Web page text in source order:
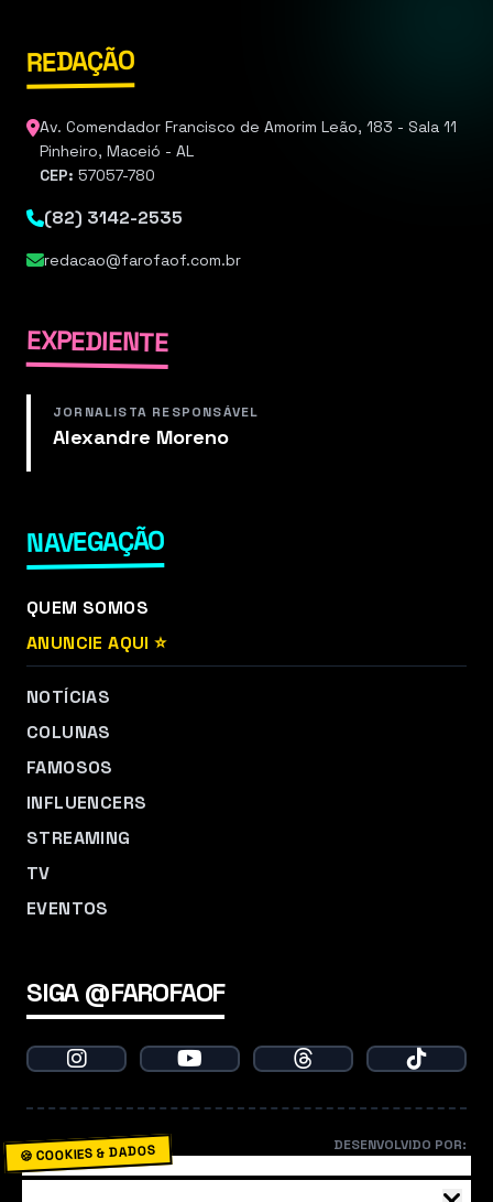
REDAÇÃO
Av. Comendador Francisco de Amorim Leão, 183 - Sala 11
Pinheiro, Maceió - AL
CEP: 57057-780
(82) 3142-2535
redacao@farofaof.com.br
EXPEDIENTE
JORNALISTA RESPONSÁVEL
Alexandre Moreno
NAVEGAÇÃO
QUEM SOMOS
ANUNCIE AQUI ⭐
NOTÍCIAS
COLUNAS
FAMOSOS
INFLUENCERS
STREAMING
TV
EVENTOS
SIGA @FAROFAOF
DESENVOLVIDO POR:
🍪 COOKIES & DADOS